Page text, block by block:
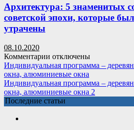
заботы
извне
нестандартных
проектов,
позволяющих
в
домашний
офис
Архитектура: 5 знаменитых
советской эпохи, которые
утрачены
08.10.2020
Комментарии к
записи
Архитектура:
5
знаменитых
сооружений
советской
отключены
Индивидуальная программа –
окна, алюминиевые окна
Индивидуальная программа –
окна, алюминиевые окна 2
Последние статьи